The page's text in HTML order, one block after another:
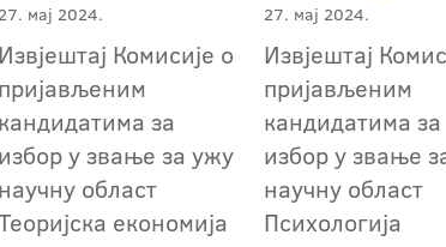
27. мај 2024.
Извјештај Комисије о
пријављеним
кандидатима за
избор у звање за ужу
научну област
економија
27. мај 2024.
Извјештај
пријављеним
кандидатима за
избор у звање
научну област
Психологија